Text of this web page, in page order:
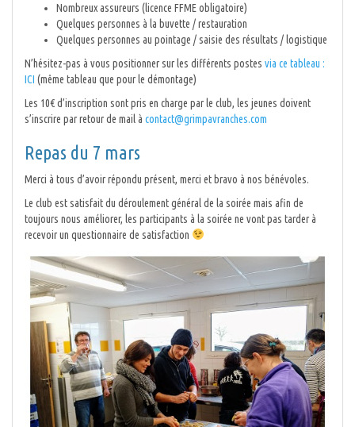
Nombreux assureurs (licence FFME obligatoire)
Quelques personnes à la buvette / restauration
Quelques personnes au pointage / saisie des résultats / logistique
N’hésitez-pas à vous positionner sur les différents postes via ce tableau :
ICI (même tableau que pour le démontage)
Les 10€ d’inscription sont pris en charge par le club, les jeunes doivent
s’inscrire par retour de mail à contact@grimpavranches.com
Repas du 7 mars
Merci à tous d’avoir répondu présent, merci et bravo à nos bénévoles.
Le club est satisfait du déroulement général de la soirée mais afin de
toujours nous améliorer, les participants à la soirée ne vont pas tarder à
recevoir un questionnaire de satisfaction